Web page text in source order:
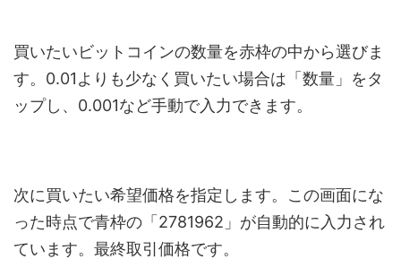
買いたいビットコインの数量を赤枠の中から選びま
す。0.01よりも少なく買いたい場合は「数量」をタ
ップし、0.001など手動で入力できます。
次に買いたい希望価格を指定します。この画面にな
った時点で青枠の「2781962」が自動的に入力され
ています。最終取引価格です。